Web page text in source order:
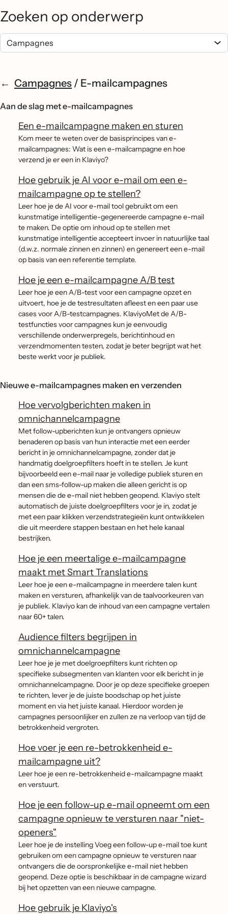
Zoeken op onderwerp
Campagnes / E-mailcampagnes
Aan de slag met e-mailcampagnes
Een e-mailcampagne maken en sturen
Kom meer te weten over de basisprincipes van e-
mailcampagnes: Wat is een e-mailcampagne en hoe
verzend je er een in Klaviyo?
Hoe gebruik je AI voor e-mail om een e-
mailcampagne op te stellen?
Leer hoe je de AI voor e-mail tool gebruikt om een
kunstmatige intelligentie-gegenereerde campagne e-mail
te maken. De optie om inhoud op te stellen met
kunstmatige intelligentie accepteert invoer in natuurlijke taal
(d.w.z. normale zinnen en zinnen) en genereert een e-mail
op basis van een referentie template.
Hoe je een e-mailcampagne A/B test
Leer hoe je een A/B-test voor een campagne opzet en
uitvoert, hoe je de testresultaten afleest en een paar use
cases voor A/B-testcampagnes. KlaviyoMet de A/B-
testfuncties voor campagnes kun je eenvoudig
verschillende onderwerpregels, berichtinhoud en
verzendmomenten testen, zodat je beter begrijpt wat het
beste werkt voor je publiek.
Nieuwe e-mailcampagnes maken en verzenden
Hoe vervolgberichten maken in
omnichannelcampagne
Met follow-upberichten kun je ontvangers opnieuw
benaderen op basis van hun interactie met een eerder
bericht in je omnichannelcampagne, zonder dat je
handmatig doelgroepfilters hoeft in te stellen. Je kunt
bijvoorbeeld een e-mail naar je volledige publiek sturen en
dan een sms-follow-up maken die alleen gericht is op
mensen die de e-mail niet hebben geopend. Klaviyo stelt
automatisch de juiste doelgroepfilters voor je in, zodat je
met een paar klikken verzendstrategieën kunt ontwikkelen
die uit meerdere stappen bestaan en het hele kanaal
bestrijken.
Hoe je een meertalige e-mailcampagne
maakt met Smart Translations
Leer hoe je een e-mailcampagne in meerdere talen kunt
maken en versturen, afhankelijk van de taalvoorkeuren van
je publiek. Klaviyo kan de inhoud van een campagne vertalen
naar 60+ talen.
Audience filters begrijpen in
omnichannelcampagne
Leer hoe je je met doelgroepfilters kunt richten op
specifieke subsegmenten van klanten voor elk bericht in je
omnichannelcampagne. Door je op deze specifieke groepen
te richten, lever je de juiste boodschap op het juiste
moment en via het juiste kanaal. Hierdoor worden je
campagnes persoonlijker en zullen ze na verloop van tijd de
betrokkenheid vergroten.
Hoe voer je een re-betrokkenheid e-
mailcampagne uit?
Leer hoe je een re-betrokkenheid e-mailcampagne maakt
en verstuurt.
Hoe je een follow-up e-mail opneemt om een
campagne opnieuw te versturen naar "niet-
openers"
Leer hoe je de instelling Voeg een follow-up e-mail toe kunt
gebruiken om een campagne opnieuw te versturen naar
ontvangers die de oorspronkelijke e-mail niet hebben
geopend. Deze optie is beschikbaar in de campagne wizard
bij het opzetten van een nieuwe campagne.
Hoe gebruik je Klaviyo's